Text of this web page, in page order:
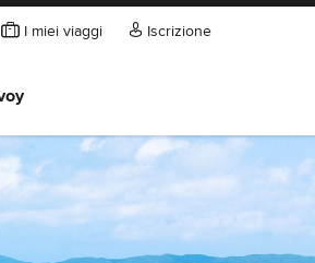
I miei viaggi Iscrizione